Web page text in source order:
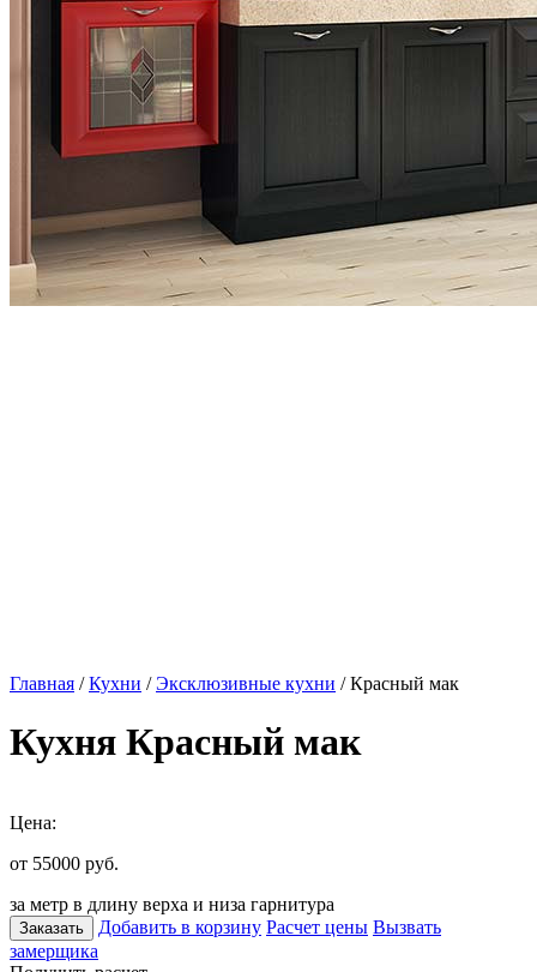
Главная /Кухни /Эксклюзивные кухни / Красный мак
Кухня Красный мак
Цена:
от 55000 руб.
за метр в длину верха и низа гарнитура
Заказать Добавить в корзину Расчет цены Вызвать
замерщика